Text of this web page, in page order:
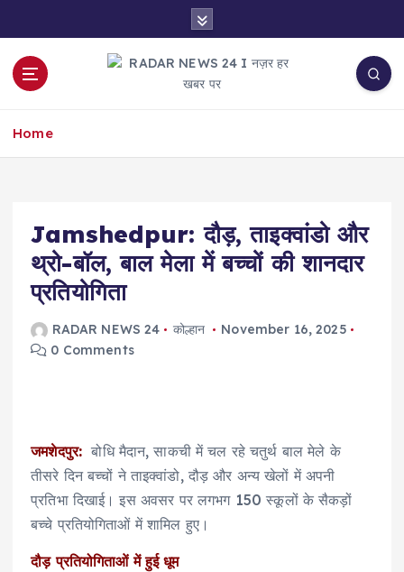
o
Home
Jamshedpur: दौड़, ताइक्वांडो और
थ्रो-बॉल, बाल मेला में बच्चों की शानदार
प्रतियोगिता
RADAR NEWS 24 कोल्हान
November 16, 2025
0 Comments
जमशेदपुर: बोधि मैदान, साकची में चल रहे चतुर्थ बाल मेले के
तीसरे दिन बच्चों ने ताइक्वांडो, दौड़ और अन्य खेलों में अपनी
प्रतिभा दिखाई। इस अवसर पर लगभग 150 स्कूलों के सैकड़ों
बच्चे प्रतियोगिताओं में शामिल हुए।
दौड़ प्रतियोगिताओं में हुई धूम